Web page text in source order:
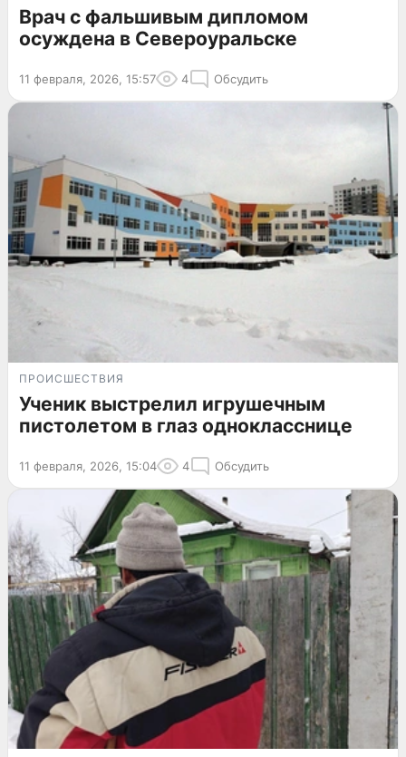
Врач с фальшивым дипломом
осуждена в Североуральске
11 февраля, 2026, 15:57 4 Обсудить
ПРОИСШЕСТВИЯ
Ученик выстрелил игрушечным
пистолетом в глаз однокласснице
11 февраля, 2026, 15:04 4 Обсудить